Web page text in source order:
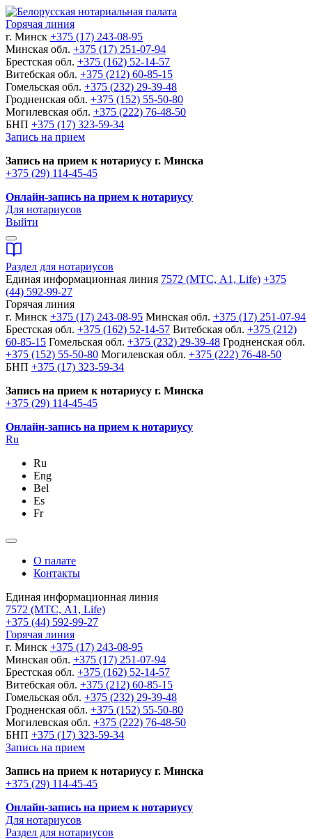
Горячая линия
г. Минск +375 (17) 243-08-95
Минская обл. +375 (17) 251-07-94
Брестская обл. +375 (162) 52-14-57
Витебская обл. +375 (212) 60-85-15
Гомельская обл. +375 (232) 29-39-48
Гродненская обл. +375 (152) 55-50-80
Могилевская обл. +375 (222) 76-48-50
БНП +375 (17) 323-59-34
Запись на прием
Запись на прием к нотариусу г. Минска
+375 (29) 114-45-45
Онлайн-запись на прием к нотариусу
Для нотариусов
Выйти
Раздел для нотариусов
Единая информационная линия 7572 (МТС, A1, Life) +375
(44) 592-99-27
Горячая линия
г. Минск +375 (17) 243-08-95 Минская обл. +375 (17) 251-07-94
Брестская обл. +375 (162) 52-14-57 Витебская обл. +375 (212)
60-85-15 Гомельская обл. +375 (232) 29-39-48 Гродненская обл.
+375 (152) 55-50-80 Могилевская обл. +375 (222) 76-48-50
БНП +375 (17) 323-59-34
Запись на прием к нотариусу г. Минска
+375 (29) 114-45-45
Онлайн-запись на прием к нотариусу
Ru
Ru
Eng
Bel
Es
Fr
О палате
Контакты
Единая информационная линия
7572 (МТС, A1, Life)
+375 (44) 592-99-27
Горячая линия
г. Минск +375 (17) 243-08-95
Минская обл. +375 (17) 251-07-94
Брестская обл. +375 (162) 52-14-57
Витебская обл. +375 (212) 60-85-15
Гомельская обл. +375 (232) 29-39-48
Гродненская обл. +375 (152) 55-50-80
Могилевская обл. +375 (222) 76-48-50
БНП +375 (17) 323-59-34
Запись на прием
Запись на прием к нотариусу г. Минска
+375 (29) 114-45-45
Онлайн-запись на прием к нотариусу
Для нотариусов
Раздел для нотариусов